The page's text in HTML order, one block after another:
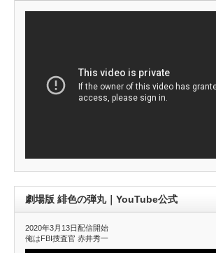
劇場版 緋色の弾丸｜YouTube公式
2020年3月13日配信開始
俺はFBI捜査官 赤井秀一